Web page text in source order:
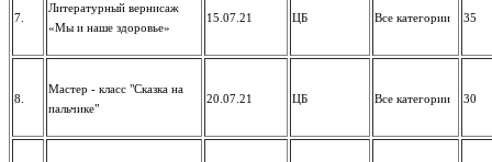
7.
Литературный вернисаж
«Мы и наше здоровье»
15.07.21 ЦБ Все категории 35
8.
Мастер - класс "Сказка на
пальчике"
20.07.21 ЦБ Все категории 30